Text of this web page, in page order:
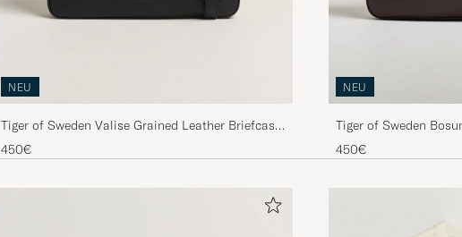
NEU
Tiger of Sweden Valise Grained Leather Briefcase
Black
450€
NEU
Tiger of Sweden
Dark Brown
450€